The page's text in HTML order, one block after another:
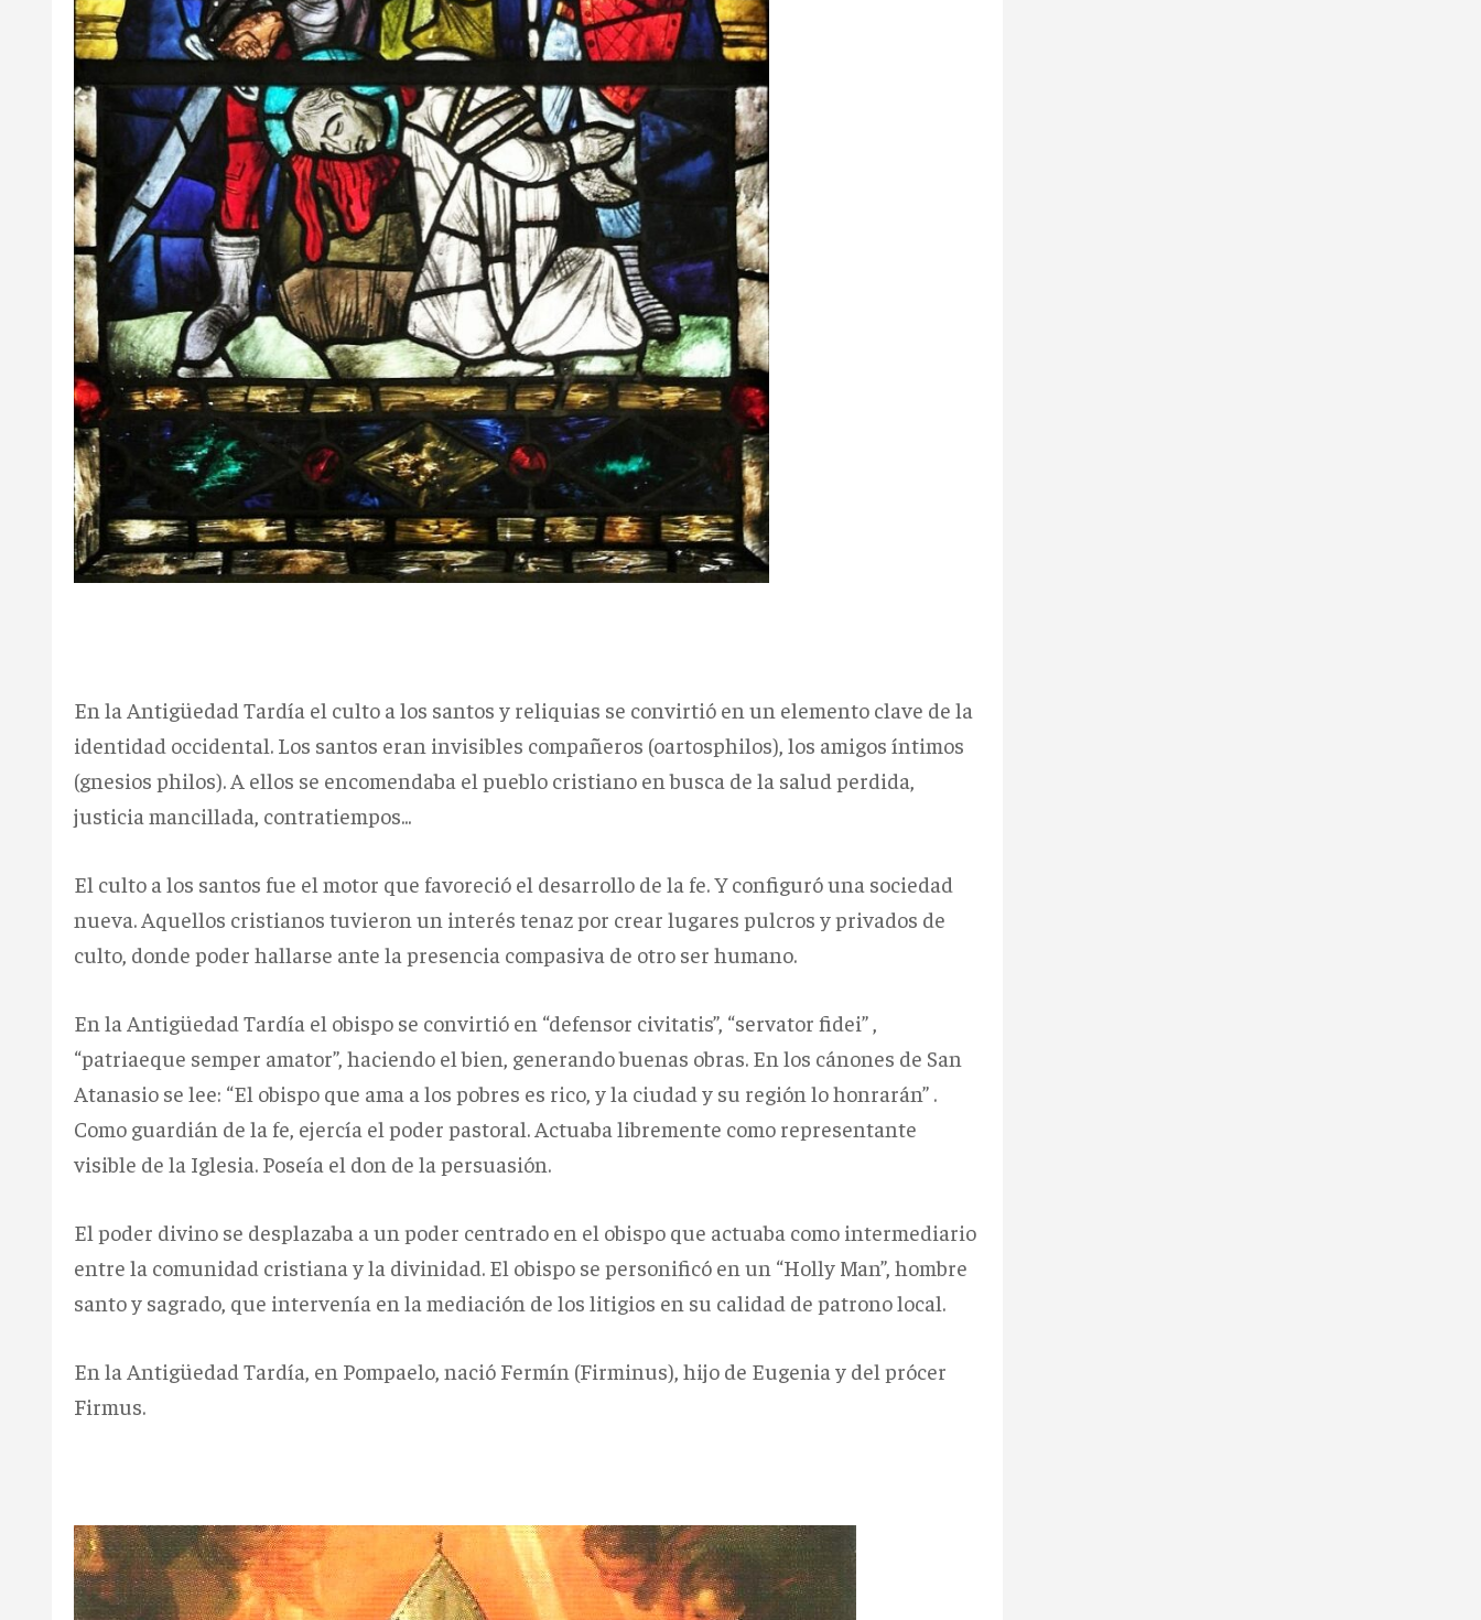
En la Antigüedad Tardía el culto a los santos y reliquias se convirtió en un elemento clave de la
identidad occidental. Los santos eran invisibles compañeros (oartosphilos), los amigos íntimos
(gnesios philos). A ellos se encomendaba el pueblo cristiano en busca de la salud perdida,
justicia mancillada, contratiempos...
El culto a los santos fue el motor que favoreció el desarrollo de la fe. Y configuró una sociedad
nueva. Aquellos cristianos tuvieron un interés tenaz por crear lugares pulcros y privados de
culto, donde poder hallarse ante la presencia compasiva de otro ser humano.
En la Antigüedad Tardía el obispo se convirtió en “defensor civitatis”, “servator fidei” ,
“patriaeque semper amator”, haciendo el bien, generando buenas obras. En los cánones de San
Atanasio se lee: “El obispo que ama a los pobres es rico, y la ciudad y su región lo honrarán” .
Como guardián de la fe, ejercía el poder pastoral. Actuaba libremente como representante
visible de la Iglesia. Poseía el don de la persuasión.
El poder divino se desplazaba a un poder centrado en el obispo que actuaba como intermediario
entre la comunidad cristiana y la divinidad. El obispo se personificó en un “Holly Man”, hombre
santo y sagrado, que intervenía en la mediación de los litigios en su calidad de patrono local.
En la Antigüedad Tardía, en Pompaelo, nació Fermín (Firminus), hijo de Eugenia y del prócer
Firmus.